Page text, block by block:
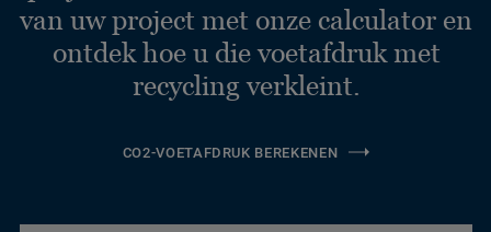
van uw project met onze calculator en
ontdek hoe u die voetafdruk met
recycling verkleint.
CO2-VOETAFDRUK BEREKENEN